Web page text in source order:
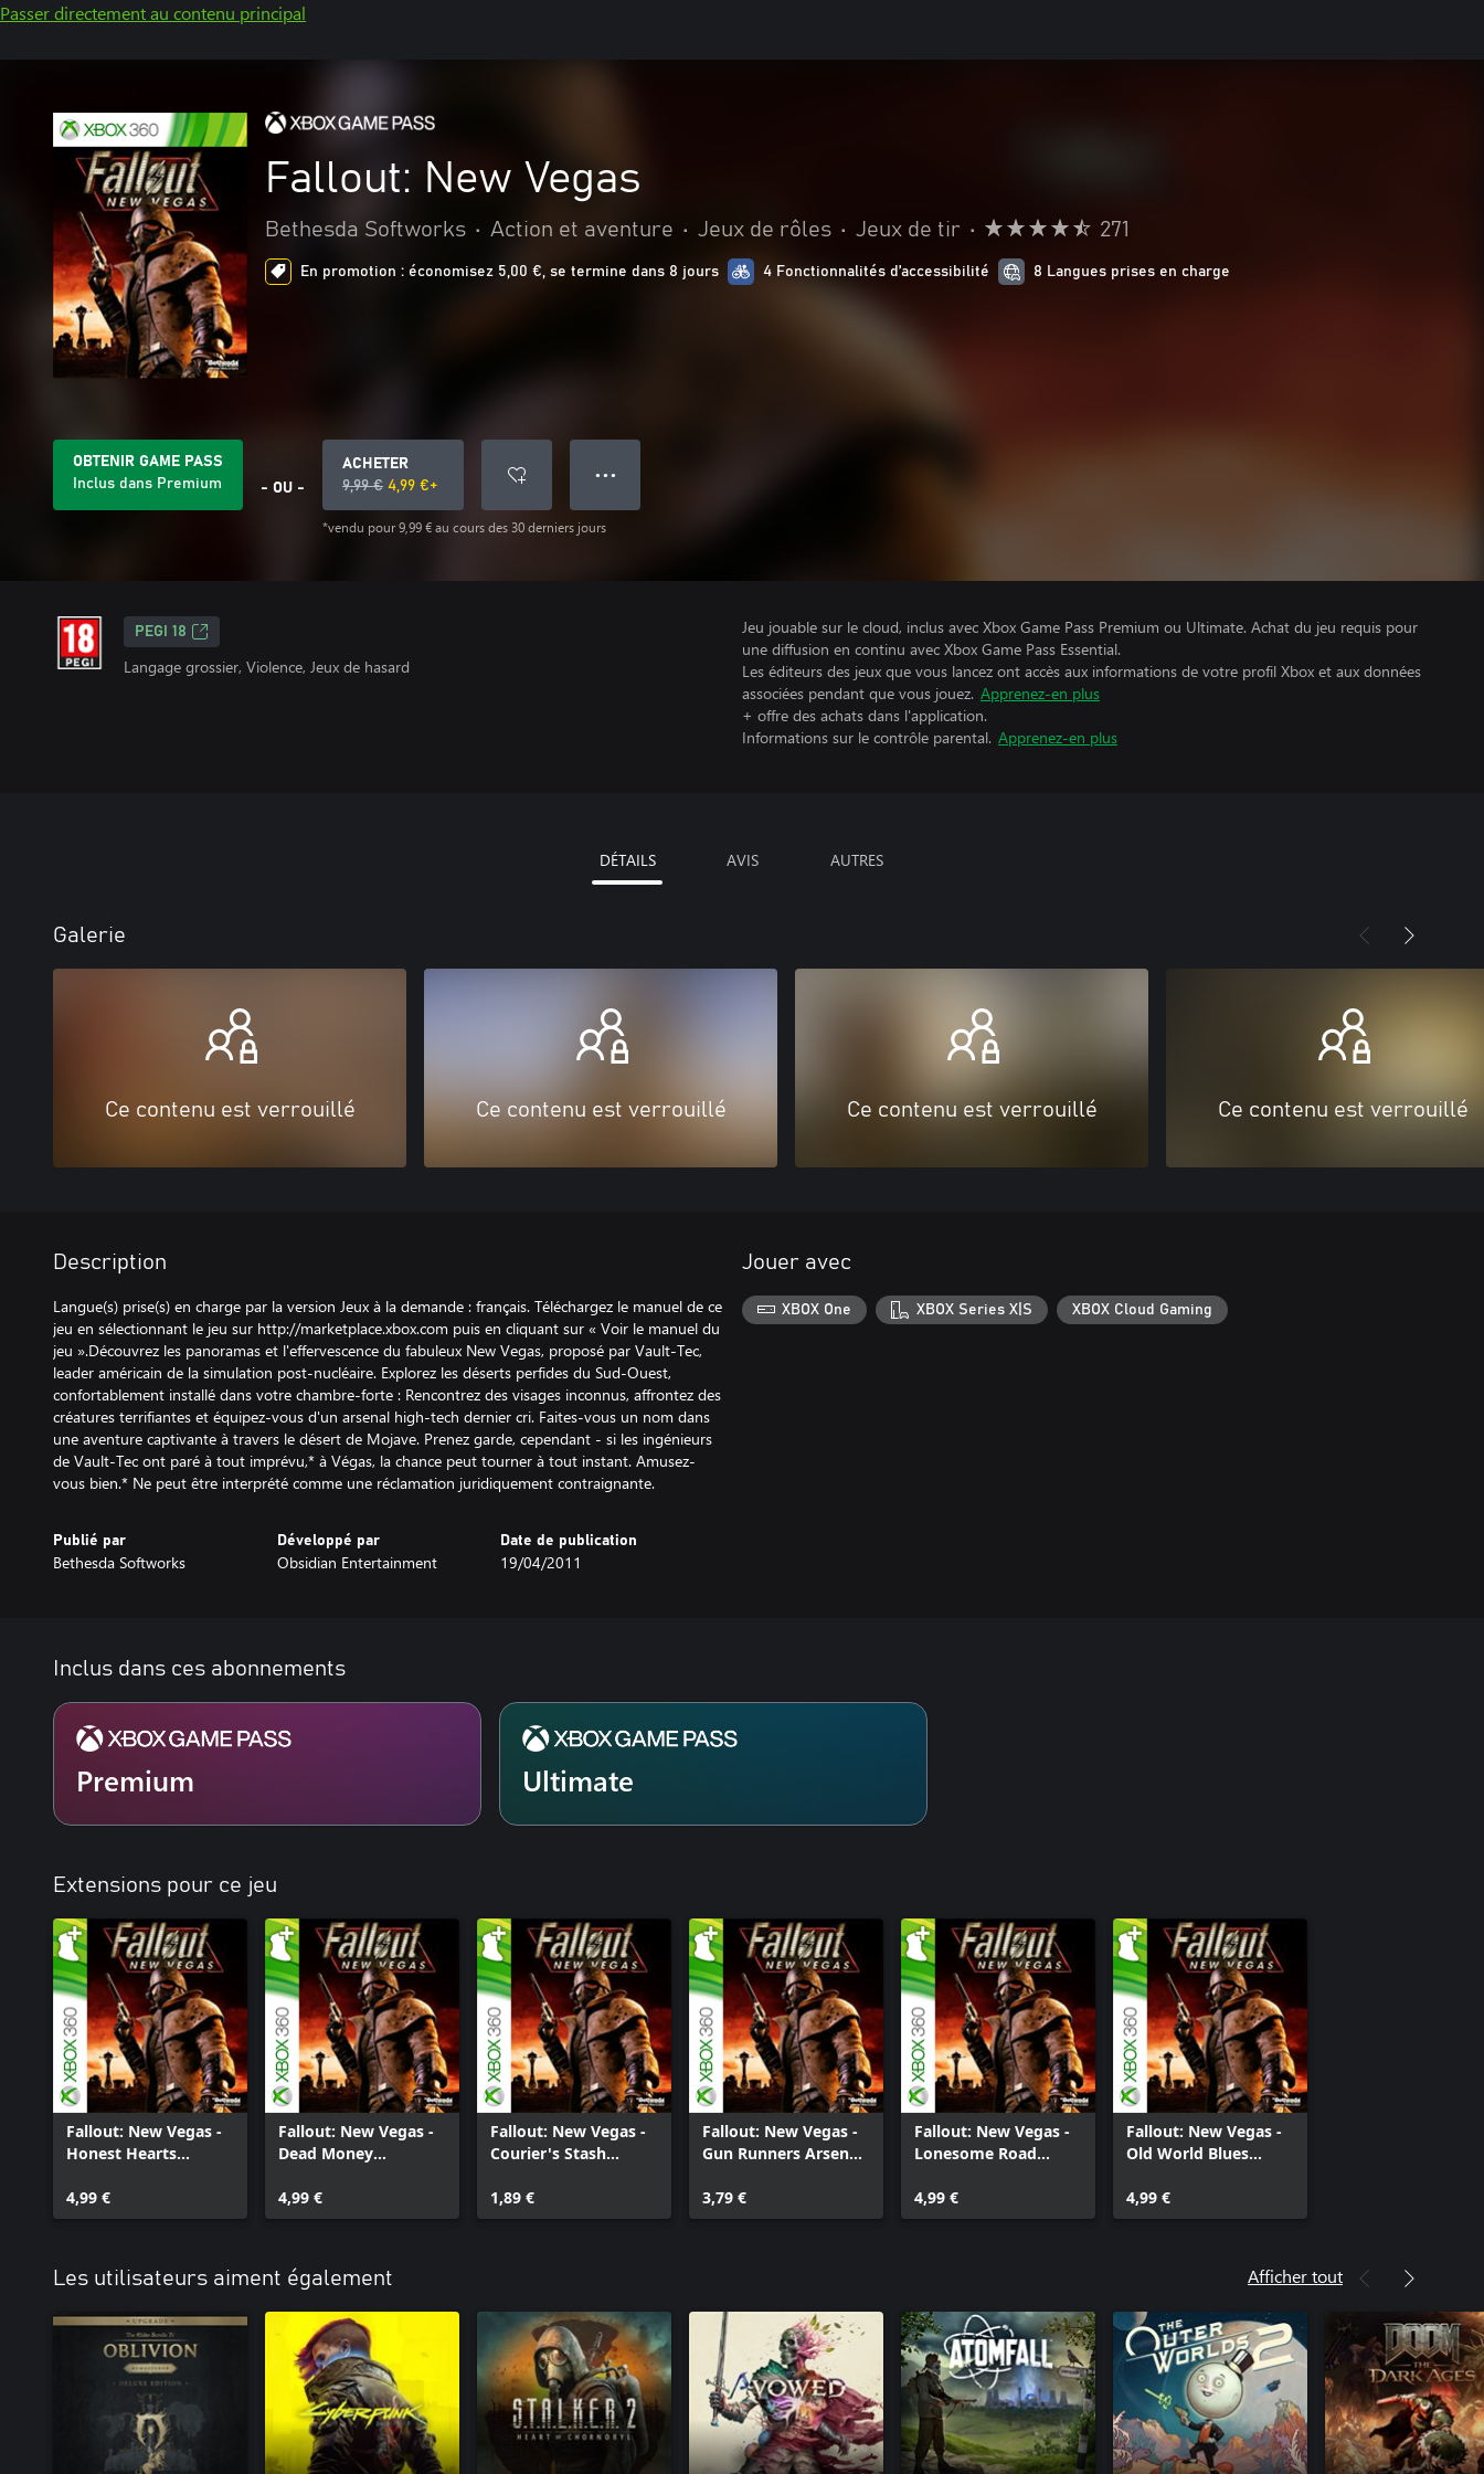
Passer directement au contenu principal
Fallout: New Vegas
Bethesda Softworks • Action et aventure • Jeux de rôles • Jeux de tir • 271
En promotion : économisez 5,00 €, se termine dans 8 jours 4 Fonctionnalités d’accessibilité 8 Langues prises en charge
OBTENIR GAME PASS
Inclus dans Premium
- OU -
ACHETER
9,99 € 4,99 €+
*vendu pour 9,99 € au cours des 30 derniers jours
● ● ●
PEGI 18
Langage grossier, Violence, Jeux de hasard
Jeu jouable sur le cloud, inclus avec Xbox Game Pass Premium ou Ultimate. Achat du jeu requis pour
une diffusion en continu avec Xbox Game Pass Essential.
Les éditeurs des jeux que vous lancez ont accès aux informations de votre profil Xbox et aux données
associées pendant que vous jouez. Apprenez-en plus
+ offre des achats dans l'application.
Informations sur le contrôle parental. Apprenez-en plus
DÉTAILS AVIS AUTRES
Galerie
Ce contenu est verrouillé Ce contenu est verrouillé Ce contenu est verrouillé Ce contenu est verrouillé
Description
Langue(s) prise(s) en charge par la version Jeux à la demande : français. Téléchargez le manuel de ce
jeu en sélectionnant le jeu sur http://marketplace.xbox.com puis en cliquant sur « Voir le manuel du
jeu ».Découvrez les panoramas et l'effervescence du fabuleux New Vegas, proposé par Vault-Tec,
leader américain de la simulation post-nucléaire. Explorez les déserts perfides du Sud-Ouest,
confortablement installé dans votre chambre-forte : Rencontrez des visages inconnus, affrontez des
créatures terrifiantes et équipez-vous d'un arsenal high-tech dernier cri. Faites-vous un nom dans
une aventure captivante à travers le désert de Mojave. Prenez garde, cependant - si les ingénieurs
de Vault-Tec ont paré à tout imprévu,* à Végas, la chance peut tourner à tout instant. Amusez-
vous bien.* Ne peut être interprété comme une réclamation juridiquement contraignante.
Publié par
Bethesda Softworks
Développé par
Obsidian Entertainment
Date de publication
19/04/2011
Jouer avec
XBOX One XBOX Series X|S XBOX Cloud Gaming
Inclus dans ces abonnements
Premium Ultimate
Extensions pour ce jeu
Fallout: New Vegas -
Honest Hearts
4,99 €
Fallout: New Vegas -
Dead Money
4,99 €
Fallout: New Vegas -
Courier's Stash
1,89 €
Fallout: New Vegas -
Gun Runners Arsenal
3,79 €
Fallout: New Vegas -
Lonesome Road
4,99 €
Fallout: New Vegas -
Old World Blues
4,99 €
Les utilisateurs aiment également Afficher tout